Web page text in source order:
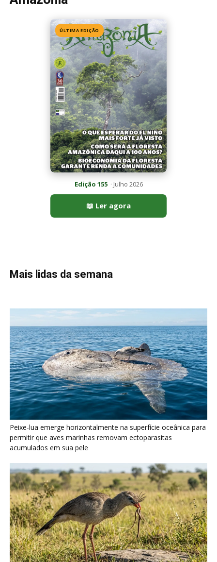
Edição 155· Julho 2026
📖 Ler agora
Mais lidas da semana
Peixe-lua emerge horizontalmente na superfície oceânica para
permitir que aves marinhas removam ectoparasitas
Seriema utiliza pernas longas e arremessa serpentes contra
rochas para subjugar presas peçonhentas nos campos